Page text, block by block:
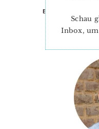
Entenparade
PRIMARY
Schau
Inbox, um